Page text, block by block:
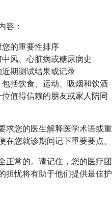
容：
的重要性排序
风、心脏病或糖尿病史
期测试结果或记录
括饮食、运动、吸烟和饮酒
值得信赖的朋友或家人陪同
求您的医生解释医学术语或重
您就诊期间记下重要要点。
正常的。请记住，您的医疗团
担忧将有助于他们提供最佳护